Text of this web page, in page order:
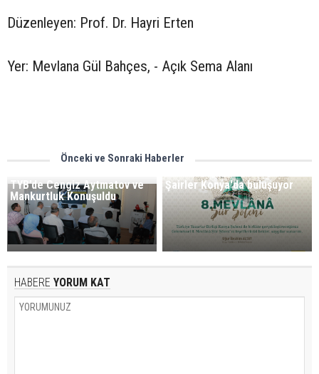
Düzenleyen: Prof. Dr. Hayri Erten
Yer: Mevlana Gül Bahçes, - Açık Sema Alanı
Önceki ve Sonraki Haberler
TYB’de Cengiz Aytmatov ve
Mankurtluk Konuşuldu
Şairler Konya'da buluşuyor
HABERE YORUM KAT